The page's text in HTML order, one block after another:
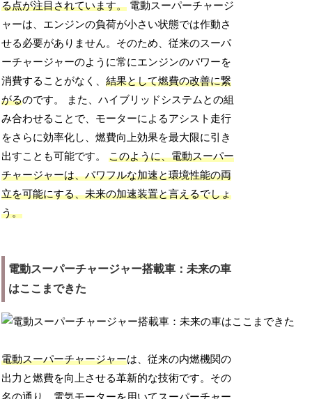
る点が注目されています。 電動スーパーチャージ
ャーは、エンジンの負荷が小さい状態では作動さ
せる必要がありません。そのため、従来のスーパ
ーチャージャーのように常にエンジンのパワーを
消費することがなく、結果として燃費の改善に繋
がるのです。 また、ハイブリッドシステムとの組
み合わせることで、モーターによるアシスト走行
をさらに効率化し、燃費向上効果を最大限に引き
出すことも可能です。このように、電動スーパー
チャージャーは、パワフルな加速と環境性能の両
立を可能にする、未来の加速装置と言えるでしょ
う。
電動スーパーチャージャー搭載車：未来の車
はここまできた
電動スーパーチャージャーは、従来の内燃機関の
出力と燃費を向上させる革新的な技術です。その